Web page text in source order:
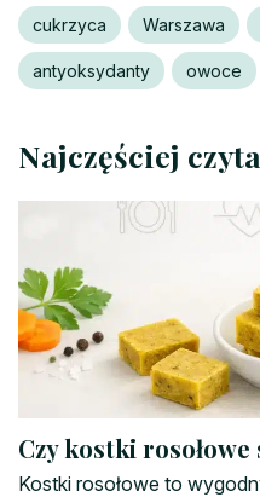
cukrzyca Warszawa
antyoksydanty owoce
Najczęściej
Czy kostki rosołowe
Kostki rosołowe to